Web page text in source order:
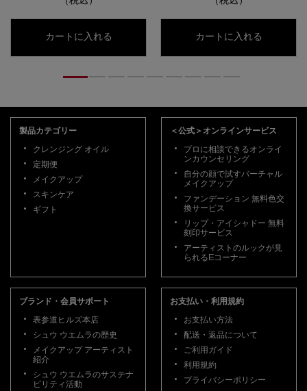
カートに入れる アンリミテッド washi ヴェール セッティン
カートに入れる
製品カテゴリー
クレンジング オイル
定期便
メイクアップ
スキンケア
ギフト
＜公式＞オンラインサービス
プロに相談できるオンライ
ンカウンセリング
自分の顔で試すバーチャル
メイクアップ
ファンデーション 無料色交
換サービス
リップ・アイシャドー 無料
刻印サービス
アーティストのルックが見
られるEコーナー
ブランド・会員サポート
表参道ヒルズ本店
シュウ ウエムラの歴史
メイクアップ アーティスト
紹介
シュウ ウエムラのサステナ
ビリティ活動
お支払い・利用規約
お支払い方法
配送・返品について
ご利用ガイド
利用規約
プライバシーポリシー